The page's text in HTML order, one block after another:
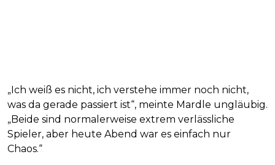
„Ich weiß es nicht, ich verstehe immer noch nicht,
was da gerade passiert ist“, meinte Mardle ungläubig.
„Beide sind normalerweise extrem verlässliche
Spieler, aber heute Abend war es einfach nur
Chaos.“